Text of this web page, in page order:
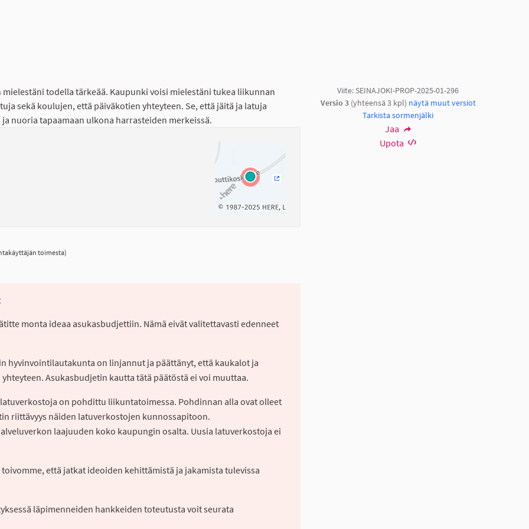
todella tärkeää. Kaupunki voisi mielestäni tukea liikunnan
sekä koulujen, että päiväkotien yhteyteen. Se, että jäitä ja latuja
nuoria tapaamaan ulkona harrasteiden merkeissä.
toimesta)
monta ideaa asukasbudjettiin. Nämä eivät valitettavasti edenneet
hyvinvointilautakunta on linjannut ja päättänyt, että kaukalot ja
Asukasbudjetin kautta tätä päätöstä ei voi muuttaa.
on pohdittu liikuntatoimessa. Pohdinnan alla ovat olleet
riittävyys näiden latuverkostojen kunnossapitoon.
laajuuden koko kaupungin osalta. Uusia latuverkostoja ei
että jatkat ideoiden kehittämistä ja jakamista tulevissa
läpimenneiden hankkeiden toteutusta voit seurata
Viite: SEINAJOKI-PROP-2025-01-296
Versio 3(yhteensä 3 kpl) näytä muut versiot
Tarkista sormenjälki
Jaa
Upota